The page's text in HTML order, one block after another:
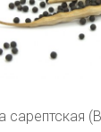
сарептская